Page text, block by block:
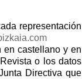
representación
en castellano y en
o los datos
Directiva que